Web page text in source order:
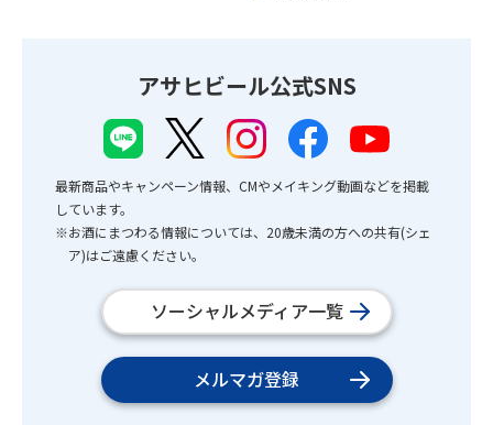
アサヒビール公式SNS
最新商品やキャンペーン情報、CMやメイキング動画などを掲載
しています。
※お酒にまつわる情報については、20歳未満の方への共有(シェ
ア)はご遠慮ください。
ソーシャルメディア一覧
メルマガ登録